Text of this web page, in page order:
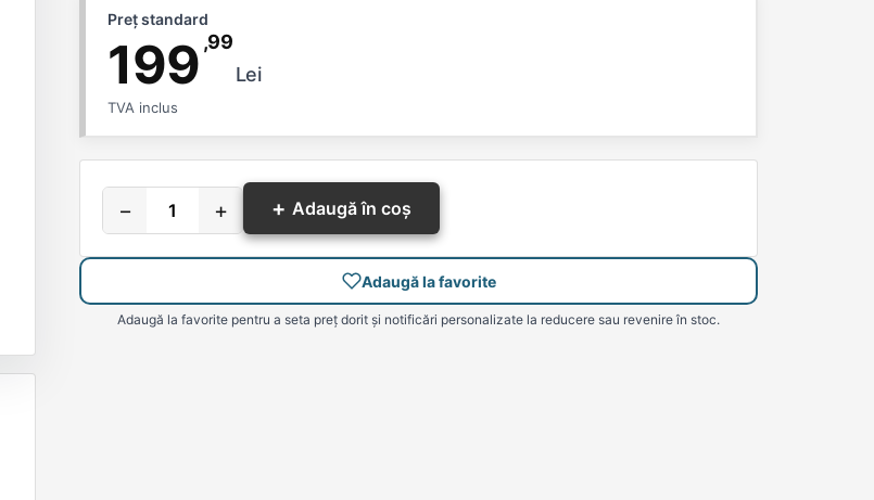
Preț standard
199 ,99
Lei
TVA inclus
− + + Adaugă în coș
Adaugă la favorite
Adaugă la favorite pentru a seta preț dorit și notificări personalizate la reducere sau revenire în stoc.